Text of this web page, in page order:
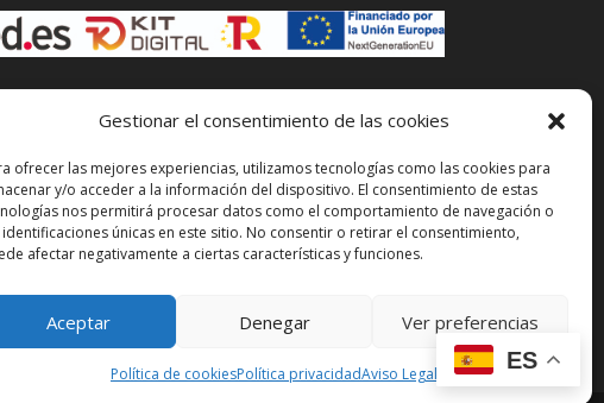
Gestionar el consentimiento de las cookies
ofrecer las mejores experiencias, utilizamos tecnologías como las cookies para
y/o acceder a la información del dispositivo. El consentimiento de estas
nos permitirá procesar datos como el comportamiento de navegación o
identificaciones únicas en este sitio. No consentir o retirar el consentimiento,
afectar negativamente a ciertas características y funciones.
Aceptar Denegar Ver preferencias
Política de cookiesPolítica privacidadAviso Legal
ES